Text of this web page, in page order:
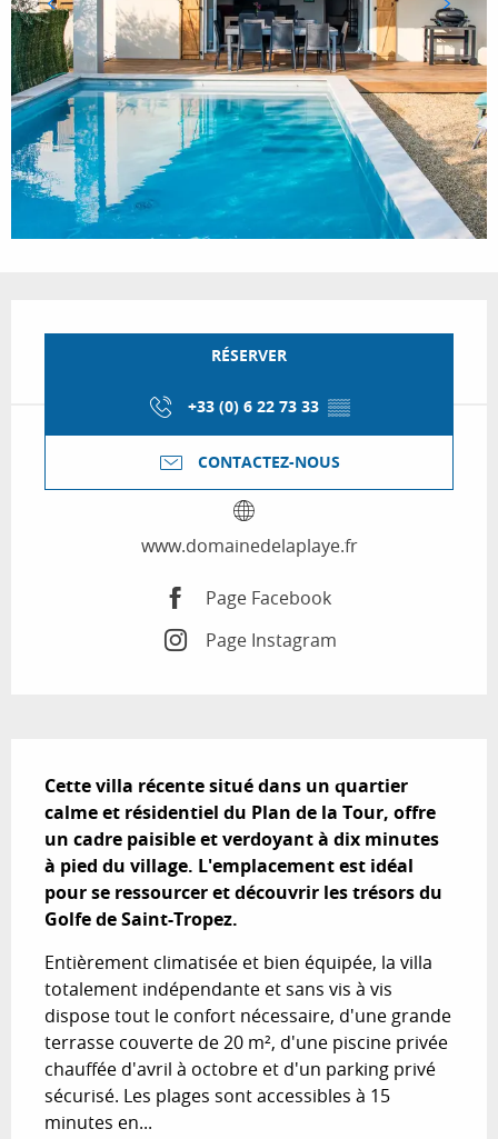
RÉSERVER
+33 (0) 6 22 73 33 ▒▒
CONTACTEZ-NOUS
www.domainedelaplaye.fr
Page Facebook
Page Instagram
Cette villa récente situé dans un quartier
calme et résidentiel du Plan de la Tour, offre
un cadre paisible et verdoyant à dix minutes
à pied du village. L'emplacement est idéal
pour se ressourcer et découvrir les trésors du
Golfe de Saint-Tropez.
Entièrement climatisée et bien équipée, la villa
totalement indépendante et sans vis à vis
dispose tout le confort nécessaire, d'une grande
terrasse couverte de 20 m², d'une piscine privée
chauffée d'avril à octobre et d'un parking privé
sécurisé. Les plages sont accessibles à 15
minutes en...